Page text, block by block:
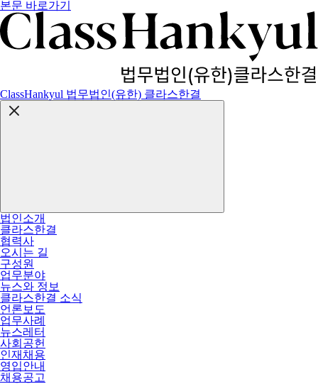
본문 바로가기
ClassHankyul 법무법인(유한) 클라스한결
법인소개
클라스한결
협력사
오시는 길
구성원
업무분야
뉴스와 정보
클라스한결 소식
언론보도
업무사례
뉴스레터
사회공헌
인재채용
영입안내
채용공고